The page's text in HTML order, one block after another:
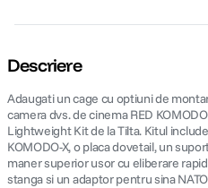
Descriere
Adaugati un cage cu optiuni de
camera dvs. de cinema RED
Lightweight Kit de la Tilta. Kitul
KOMODO-X, o placa dovetail, un
maner superior usor cu eliberare
stanga si un adaptor pentru sina